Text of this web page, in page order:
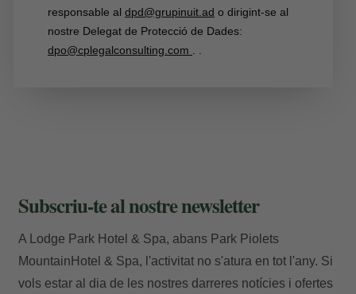
responsable al dpd@grupinuit.ad o dirigint-se al
nostre Delegat de Protecció de Dades:
dpo@cplegalconsulting.com
Subscriu-te al nostre newsletter
A Lodge Park Hotel & Spa, abans Park Piolets
MountainHotel & Spa, l'activitat no s'atura en tot l'any. Si
vols estar al dia de les nostres darreres notícies i ofertes